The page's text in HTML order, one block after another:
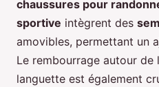
chaussures pour
sportive intègrent des
amovibles, permettant un
Le rembourrage autour de
languette est également